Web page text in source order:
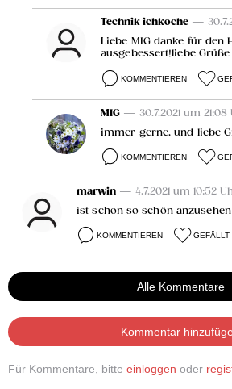
Technik ichkoche —
Liebe MIG danke für den
ausgebessert!liebe Grüße
KOMMENTIEREN
MIG — 30.7.2021 um 21:08
immer gerne, und liebe
KOMMENTIEREN
marwin — 4.7.2021 um 10:52
ist schon so schön anzusehen
KOMMENTIEREN GEFÄLLT
Alle Kommentare
Kommentar
Für Kommentare, bitte einloggen oder